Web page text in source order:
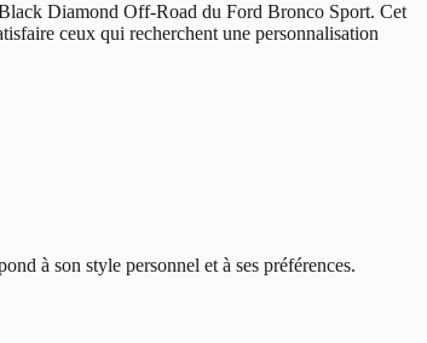
Diamond Off-Road du Ford Bronco Sport. Cet
ceux qui recherchent une personnalisation
à son style personnel et à ses préférences.